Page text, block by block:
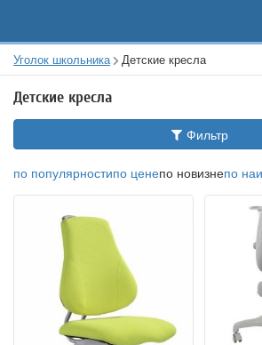
Уголок школьника Детские кресла
Детские кресла
Фильтр
по популярностипо ценепо новизнепо